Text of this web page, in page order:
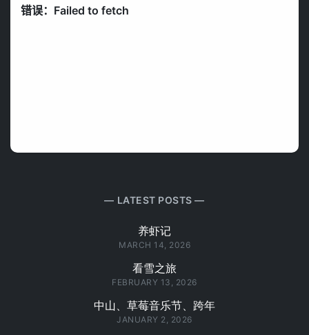
LATEST POSTS
养虾记
MARCH 14, 2026
看雪之旅
FEBRUARY 13, 2026
中山、草莓音乐节、跨年
JANUARY 2, 2026